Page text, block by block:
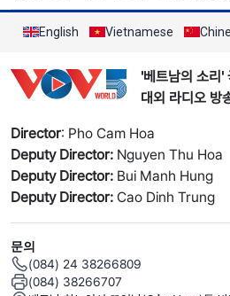
English Vietnamese
'베트남의 소리'
대외 라디오 방
Director: Pho Cam Hoa
Deputy Director: Nguyen Thu Hoa
Deputy Director: Bui Manh Hung
Deputy Director: Cao Dinh Trung
문의
(084) 24 38266809
(084) 38266707